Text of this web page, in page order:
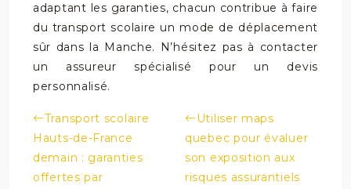
adaptant les garanties, chacun contribue à faire
du transport scolaire un mode de déplacement
sûr dans la Manche. N’hésitez pas à contacter
un assureur spécialisé pour un devis
personnalisé.
Transport scolaire
Hauts-de-France
demain : garanties
offertes par
Utiliser maps
quebec pour évaluer
son exposition aux
risques assurantiels